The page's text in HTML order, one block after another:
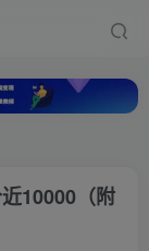
10000（附